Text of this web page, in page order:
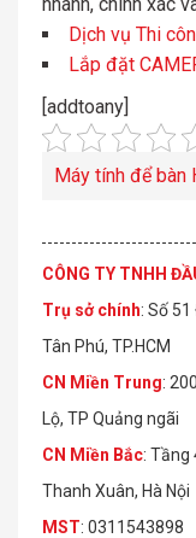
Dịch vụ Thi
Lắp đặt
[addtoany]
Máy tính để bàn
CÔNG TY TNHH
Trụ sở chính: Số
Tân Phú, TP.HCM
CN Miền Trung:
Lộ, TP Quảng ngãi
CN Miền Bắc: Tầng
Thanh Xuân, Hà Nội
MST: 0311543898